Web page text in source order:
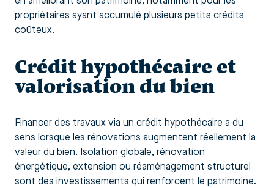
propriétaires ayant accumulé plusieurs petits crédits
coûteux.
Crédit hypothécaire et
valorisation du bien
Financer des travaux via un crédit hypothécaire a du
sens lorsque les rénovations augmentent réellement la
valeur du bien. Isolation globale, rénovation
énergétique, extension ou réaménagement structurel
sont des investissements qui renforcent le patrimoine.